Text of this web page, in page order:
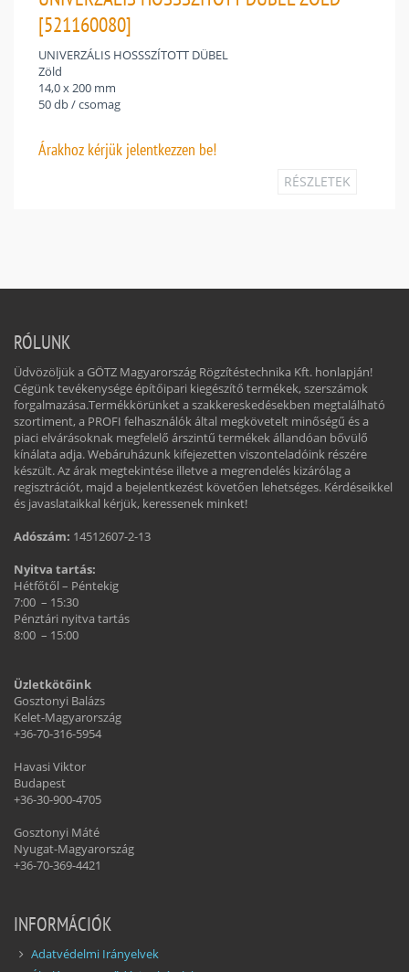
[521160080]
UNIVERZÁLIS HOSSSZÍTOTT DÜBEL
Zöld
14,0 x 200 mm
50 db / csomag
Árakhoz kérjük jelentkezzen be!
RÉSZLETEK
RÓLUNK
Üdvözöljük a GÖTZ Magyarország Rögzítéstechnika Kft. honlapján!
Cégünk tevékenysége építőipari kiegészítő termékek, szerszámok
forgalmazása.Termékkörünket a szakkereskedésekben megtalálható
szortiment, a PROFI felhasználók által megkövetelt minőségű és a
piaci elvárásoknak megfelelő árszintű termékek állandóan bővülő
kínálata adja. Webáruházunk kifejezetten viszonteladóink részére
készült. Az árak megtekintése illetve a megrendelés kizárólag a
regisztrációt, majd a bejelentkezést követően lehetséges. Kérdéseikkel
és javaslataikkal kérjük, keressenek minket!
Adószám: 14512607-2-13
Nyitva tartás:
Hétfőtől – Péntekig
7:00 – 15:30
Pénztári nyitva tartás
8:00 – 15:00
Üzletkötőink
Gosztonyi Balázs
Kelet-Magyarország
+36-70-316-5954
Havasi Viktor
Budapest
+36-30-900-4705
Gosztonyi Máté
Nyugat-Magyarország
+36-70-369-4421
INFORMÁCIÓK
Adatvédelmi Irányelvek